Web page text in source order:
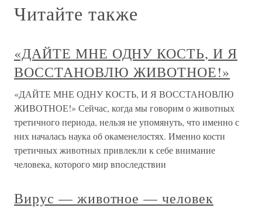
Читайте также
«ДАЙТЕ МНЕ ОДНУ КОСТЬ, И Я
ВОССТАНОВЛЮ ЖИВОТНОЕ!»
«ДАЙТЕ МНЕ ОДНУ КОСТЬ, И Я ВОССТАНОВЛЮ
ЖИВОТНОЕ!» Сейчас, когда мы говорим о животных
третичного периода, нельзя не упомянуть, что именно с
них началась наука об окаменелостях. Именно кости
третичных животных привлекли к себе внимание
человека, которого мир впоследствии
Вирус — животное — человек